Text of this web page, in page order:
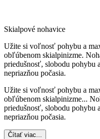
Skialpové nohavice
Užite si voľnosť pohybu a
obľúbenom skialpinizme.
priedušnosť, slobodu pohybu
nepriazňou počasia.
Užite si voľnosť pohybu a
obľúbenom skialpinizme...
priedušnosť, slobodu pohybu
nepriazňou počasia.
Čítať viac...